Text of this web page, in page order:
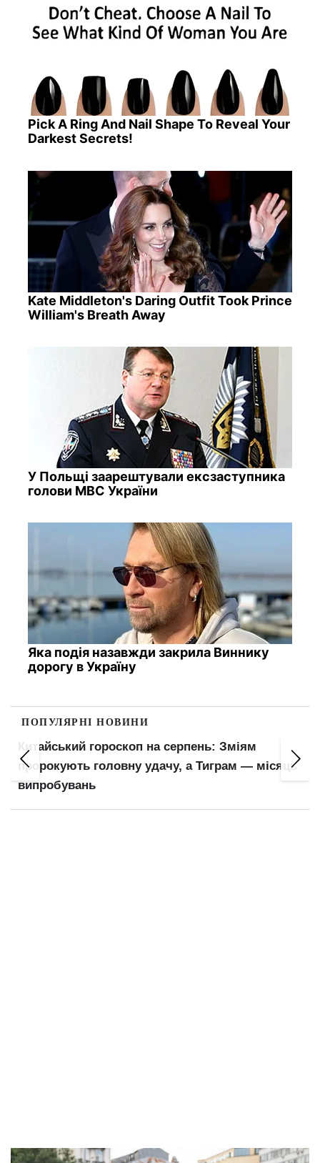
Pick A Ring And Nail Shape To Reveal Your
Darkest Secrets!
Kate Middleton's Daring Outfit Took Prince
William's Breath Away
У Польщі заарештували ексзаступника
голови МВС України
Яка подія назавжди закрила Виннику
дорогу в Україну
ПОПУЛЯРНІ НОВИНИ
Китайський гороскоп на серпень: Зміям
пророкують головну удачу, а Тиграм — місяць
випробувань